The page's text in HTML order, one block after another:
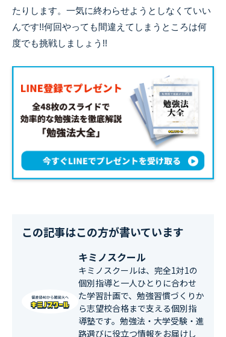
たりします。一気に終わらせようとしなくていい
んです!!何回やっても間違えてしまうところは何
度でも挑戦しましょう!!
この記事はこの方が書いています
キミノスクール
キミノスクールは、完全1対1の
個別指導と一人ひとりに合わせ
た学習計画で、勉強習慣づくりか
ら志望校合格まで支える個別指
導塾です。勉強法・大学受験・進
路選びに役立つ情報をお届けし